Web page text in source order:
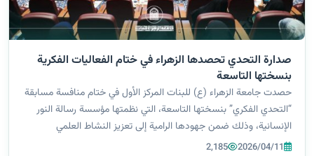
صدارة التحدي تحصدها الزهراء في ختام الفعاليات الفكرية
بنسختها التاسعة
حصدت جامعة الزهراء (ع) للبنات المركز الأول في ختام منافسة مسابقة
“التحدي الفكري” بنسختها التاسعة، التي نظمتها مؤسسة رسالة النور
الإنسانية، وذلك ضمن جهودها الرامية إلى تعزيز النشاط العلمي
والثقافي وتنمية المهارات الفكرية في الوسط الأكاديمي. واستضافت
2026/04/11
2,185